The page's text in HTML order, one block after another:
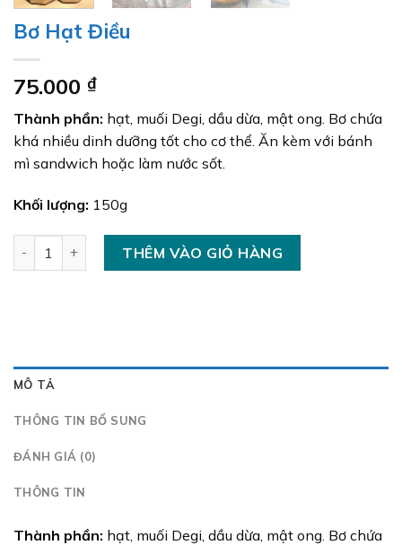
Bơ Hạt Điều
75.000 ₫
Thành phần: hạt, muối Degi, dầu dừa, mật ong. Bơ chứa
khá nhiều dinh dưỡng tốt cho cơ thể. Ăn kèm với bánh
mì sandwich hoặc làm nước sốt.
Khối lượng: 150g
Bơ Hạt Điều số lượngTHÊM VÀO GIỎ HÀNG
MÔ TẢ
THÔNG TIN BỔ SUNG
ĐÁNH GIÁ (0)
THÔNG TIN
Thành phần: hạt, muối Degi, dầu dừa, mật ong. Bơ chứa